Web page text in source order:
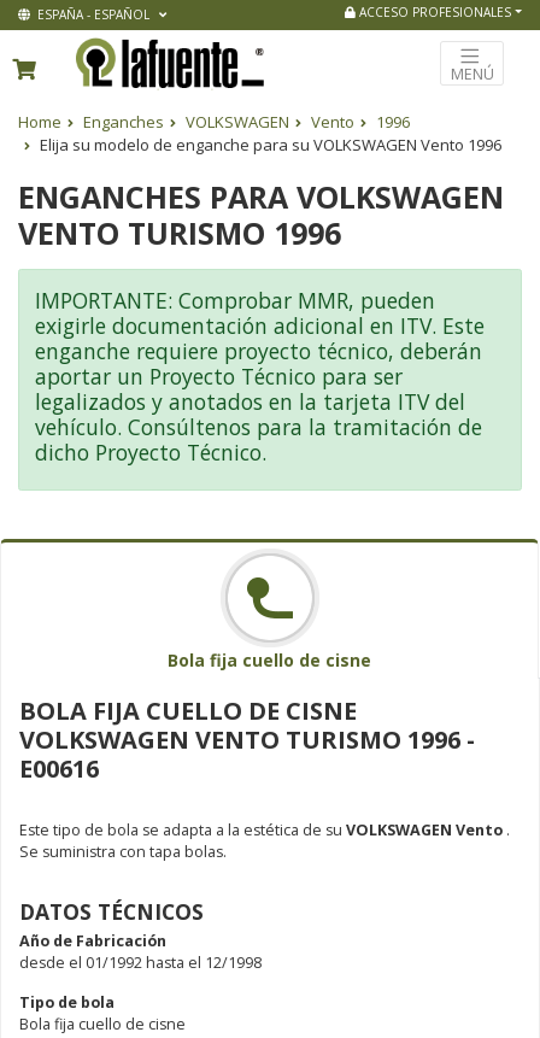
ESPAÑA - ESPAÑOL ACCESO PROFESIONALES
MENÚ
Home Enganches VOLKSWAGEN Vento
1996
Elija su modelo de enganche para su VOLKSWAGEN Vento 1996
ENGANCHES PARA VOLKSWAGEN
VENTO TURISMO 1996
IMPORTANTE: Comprobar MMR, pueden
exigirle documentación adicional en ITV. Este
enganche requiere proyecto técnico, deberán
aportar un Proyecto Técnico para ser
legalizados y anotados en la tarjeta ITV del
vehículo. Consúltenos para la tramitación de
dicho Proyecto Técnico.
Bola fija cuello de cisne
BOLA FIJA CUELLO DE CISNE
VOLKSWAGEN VENTO TURISMO 1996 -
E00616
Este tipo de bola se adapta a la estética de su VOLKSWAGEN Vento .
Se suministra con tapa bolas.
DATOS TÉCNICOS
Año de Fabricación
desde el 01/1992 hasta el 12/1998
Tipo de bola
Bola fija cuello de cisne